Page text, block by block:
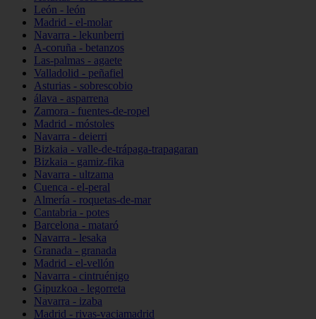
León - león
Madrid - el-molar
Navarra - lekunberri
A-coruña - betanzos
Las-palmas - agaete
Valladolid - peñafiel
Asturias - sobrescobio
álava - asparrena
Zamora - fuentes-de-ropel
Madrid - móstoles
Navarra - deierri
Bizkaia - valle-de-trápaga-trapagaran
Bizkaia - gamiz-fika
Navarra - ultzama
Cuenca - el-peral
Almería - roquetas-de-mar
Cantabria - potes
Barcelona - mataró
Navarra - lesaka
Granada - granada
Madrid - el-vellón
Navarra - cintruénigo
Gipuzkoa - legorreta
Navarra - izaba
Madrid - rivas-vaciamadrid